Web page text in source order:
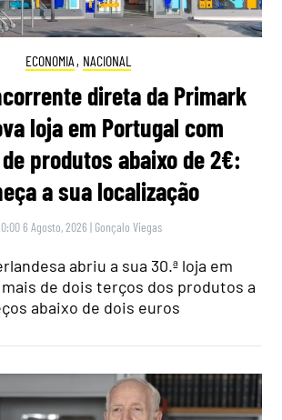
ECONOMIA , NACIONAL
direta da Primark
loja em Portugal com
produtos abaixo de 2€:
a sua localização
6 Agosto, 2026 | Gonçalo Viegas
abriu a sua 30.ª loja em
de dois terços dos produtos a
abaixo de dois euros